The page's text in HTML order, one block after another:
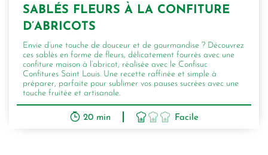
SABLÉS FLEURS À LA CONFITURE
D’ABRICOTS
Envie d’une touche de douceur et de gourmandise ? Découvrez
ces sablés en forme de fleurs, délicatement fourrés avec une
confiture maison à l’abricot, réalisée avec le Confisuc
Confitures Saint Louis. Une recette raffinée et simple à
préparer, parfaite pour sublimer vos pauses sucrées avec une
touche fruitée et artisanale.
20 min Facile